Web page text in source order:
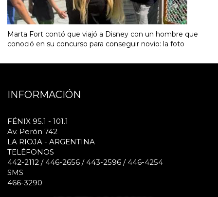
Marta Fort contó que viajó a Disney con un hombre que
conoció en su concurso para conseguir novio: la foto
INFORMACIÓN
FÉNIX 95.1 - 101.1
Av. Perón 742
LA RIOJA - ARGENTINA
TELÉFONOS
442-2112 / 446-2656 / 443-2596 / 446-4254
SMS
466-3290